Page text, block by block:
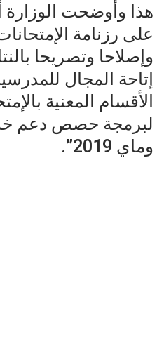
هذا وأوضحت الوزارة
على رزنامة
وإصلاحا وتصريحا
إتاحة المجال
الأقسام المعنية
لبرمجة حصص دعم
وماي 2019”.